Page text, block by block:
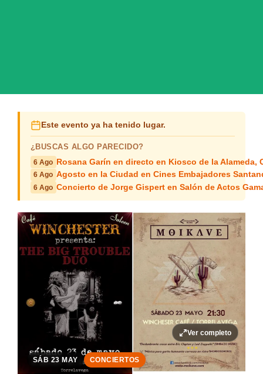
Este evento ya ha tenido lugar.
¿BUSCAS ALGO PARECIDO?
6 Ago Rosana Garín en directo en Kiosco de la Alameda,
6 Ago Agosto en la Ciudad en Cines Embajadores
6 Ago Concierto de Jorge Gispert en Salón de Actos
Ver completo
SÁB 23 MAY CONCIERTOS